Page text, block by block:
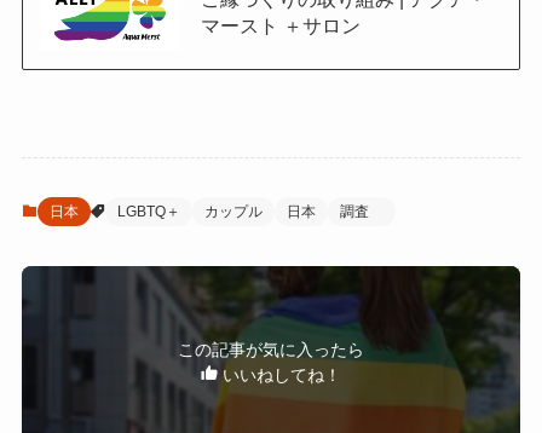
マースト ＋サロン
日本 LGBTQ＋ カップル 日本 調査
この記事が気に入ったら
いいねしてね！